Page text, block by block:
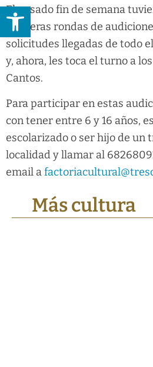
El pasado fin de semana
primeras rondas de
solicitudes llegadas de todo
y, ahora, les toca el turno a
Cantos.
Para participar en estas
con tener entre 6 y 16 años,
escolarizado o ser hijo de un
localidad y llamar al
email a
Más cultura
Abrir barra de